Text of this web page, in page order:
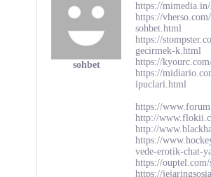
sohbet
https://mimedia.in/
https://
sohbet.html
https://
gecirmek-k.html
https://
https://
ipuclari.html
https://
http://
http://
https://
vede-erotik-chat-
https://ouptel.com/
https://